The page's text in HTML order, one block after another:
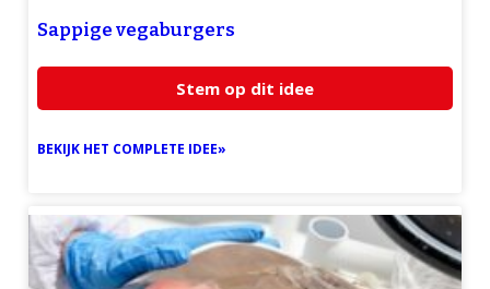
Sappige vegaburgers
Stem op dit idee
BEKIJK HET COMPLETE IDEE»